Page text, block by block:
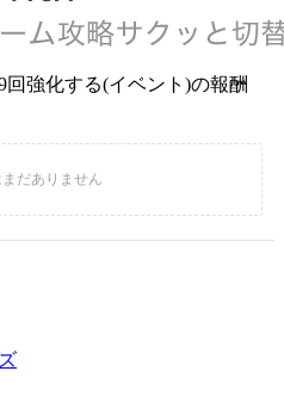
回強化する(イベント)の報酬